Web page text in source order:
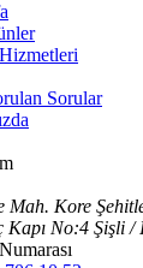
Sorular
Mah. Kore
Kapı No:4 Şişli /